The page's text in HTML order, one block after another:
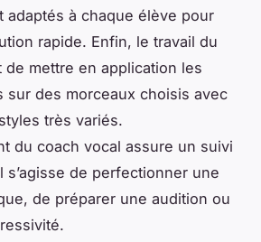
adaptés à chaque élève pour
rapide. Enfin, le travail du
de mettre en application les
sur des morceaux choisis avec
très variés.
du coach vocal assure un suivi
s’agisse de perfectionner une
de préparer une audition ou